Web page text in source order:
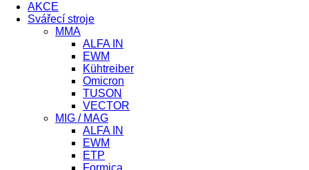
AKCE
Svářecí stroje
MMA
ALFA IN
EWM
Kühtreiber
Omicron
TUSON
VECTOR
MIG / MAG
ALFA IN
EWM
ETP